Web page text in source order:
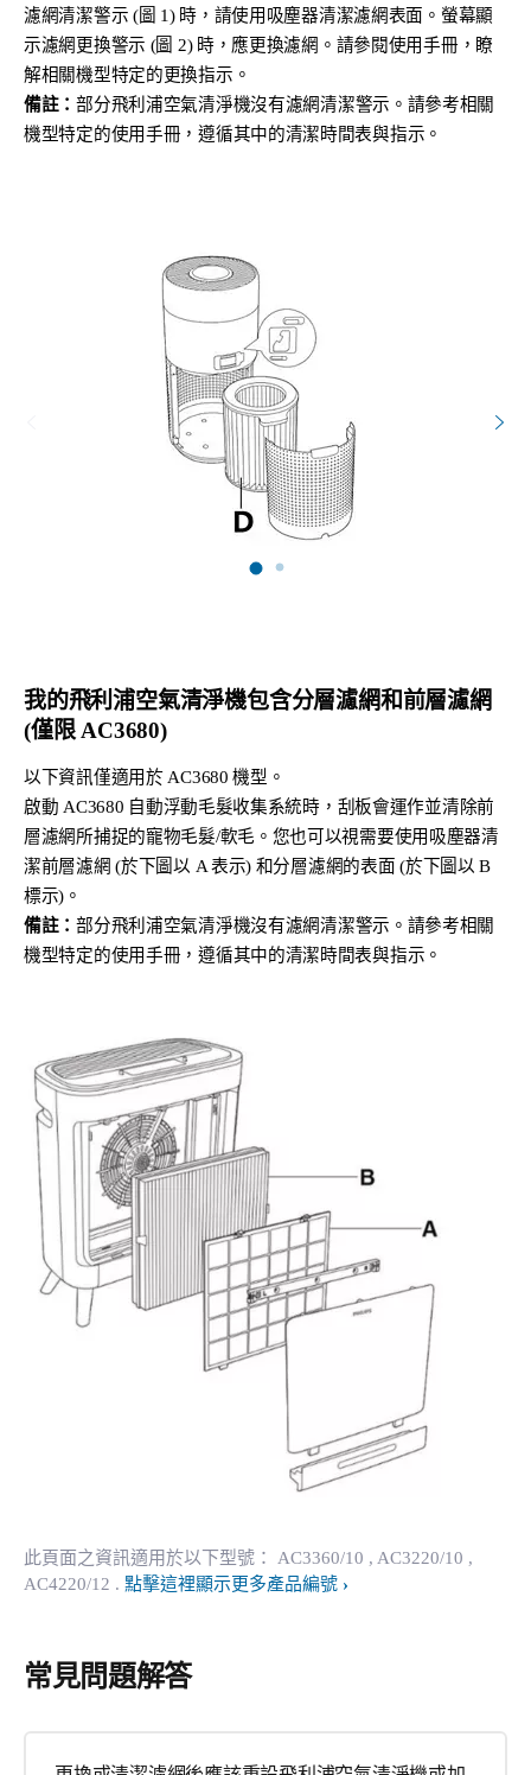
濾網清潔警示 (圖 1) 時，請使用吸塵器清潔濾網表面。螢幕顯
示濾網更換警示 (圖 2) 時，應更換濾網。請參閱使用手冊，瞭
解相關機型特定的更換指示。
備註：部分飛利浦空氣清淨機沒有濾網清潔警示。請參考相關
機型特定的使用手冊，遵循其中的清潔時間表與指示。
我的飛利浦空氣清淨機包含分層濾網和前層濾網
(僅限 AC3680)
以下資訊僅適用於 AC3680 機型。
啟動 AC3680 自動浮動毛髮收集系統時，刮板會運作並清除前
層濾網所捕捉的寵物毛髮/軟毛。您也可以視需要使用吸塵器清
潔前層濾網 (於下圖以 A 表示) 和分層濾網的表面 (於下圖以 B
標示)。
備註：部分飛利浦空氣清淨機沒有濾網清潔警示。請參考相關
機型特定的使用手冊，遵循其中的清潔時間表與指示。
此頁面之資訊適用於以下型號： AC3360/10 , AC3220/10 ,
AC4220/12 . 點擊這裡顯示更多產品編號
常見問題解答